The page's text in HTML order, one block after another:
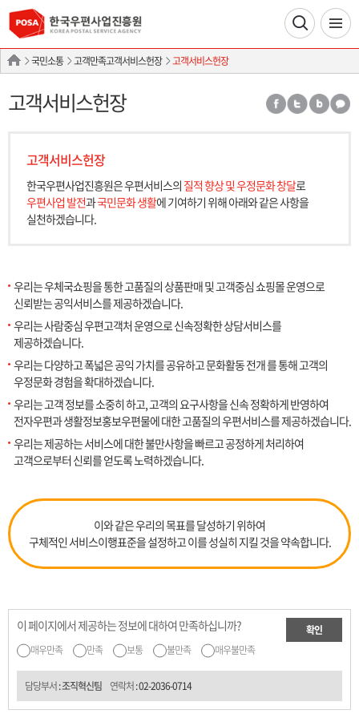
국민소통 고객만족고객서비스헌장 고객서비스헌장
고객서비스헌장
고객서비스헌장
한국우편사업진흥원은 우편서비스의 질적 향상 및 우정문화 창달로
우편사업 발전과국민문화 생활에 기여하기 위해아래와 같은 사항을
실천하겠습니다.
우리는 우체국쇼핑을 통한 고품질의 상품판매 및 고객중심 쇼핑몰 운영으로
신뢰받는 공익서비스를 제공하겠습니다.
우리는 사람중심 우편고객처 운영으로 신속정확한 상담서비스를
제공하겠습니다.
우리는 다양하고 폭넓은 공익 가치를 공유하고 문화활동 전개 를 통해 고객의
우정문화 경험을 확대하겠습니다.
우리는 고객 정보를 소중히 하고, 고객의 요구사항을 신속 정확하게 반영하여
전자우편과 생활정보홍보우편물에 대한 고품질의 우편서비스를 제공하겠습니다.
우리는 제공하는 서비스에 대한 불만사항을 빠르고 공정하게 처리하여
고객으로부터 신뢰를 얻도록 노력하겠습니다.
이와 같은 우리의 목표를 달성하기 위하여
구체적인 서비스이행표준을 설정하고 이를 성실히 지킬 것을 약속합니다.
이 페이지에서 제공하는 정보에 대하여 만족하십니까?
매우만족 만족 보통 불만족 매우불만족
확인
담당부서: 조직혁신팀 연락처:02-2036-0714